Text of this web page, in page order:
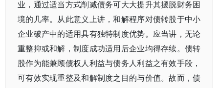
业，通过适当方式削减债务可大大提升其摆脱财务困
境的几率。从此意义上讲，和解程序对债转股于中小
企业破产中的适用具有独特制度优势。应当讲，无论
重整抑或和解，制度成功适用后企业均得存续。债转
股作为能兼顾债权人利益与债务人利益之有效手段，
可有效实现重整及和解制度之目的与价值。故而，债